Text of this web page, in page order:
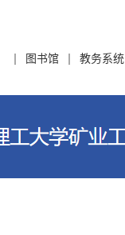
图书馆 教务系统